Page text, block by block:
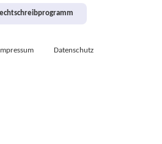
Datenschutz